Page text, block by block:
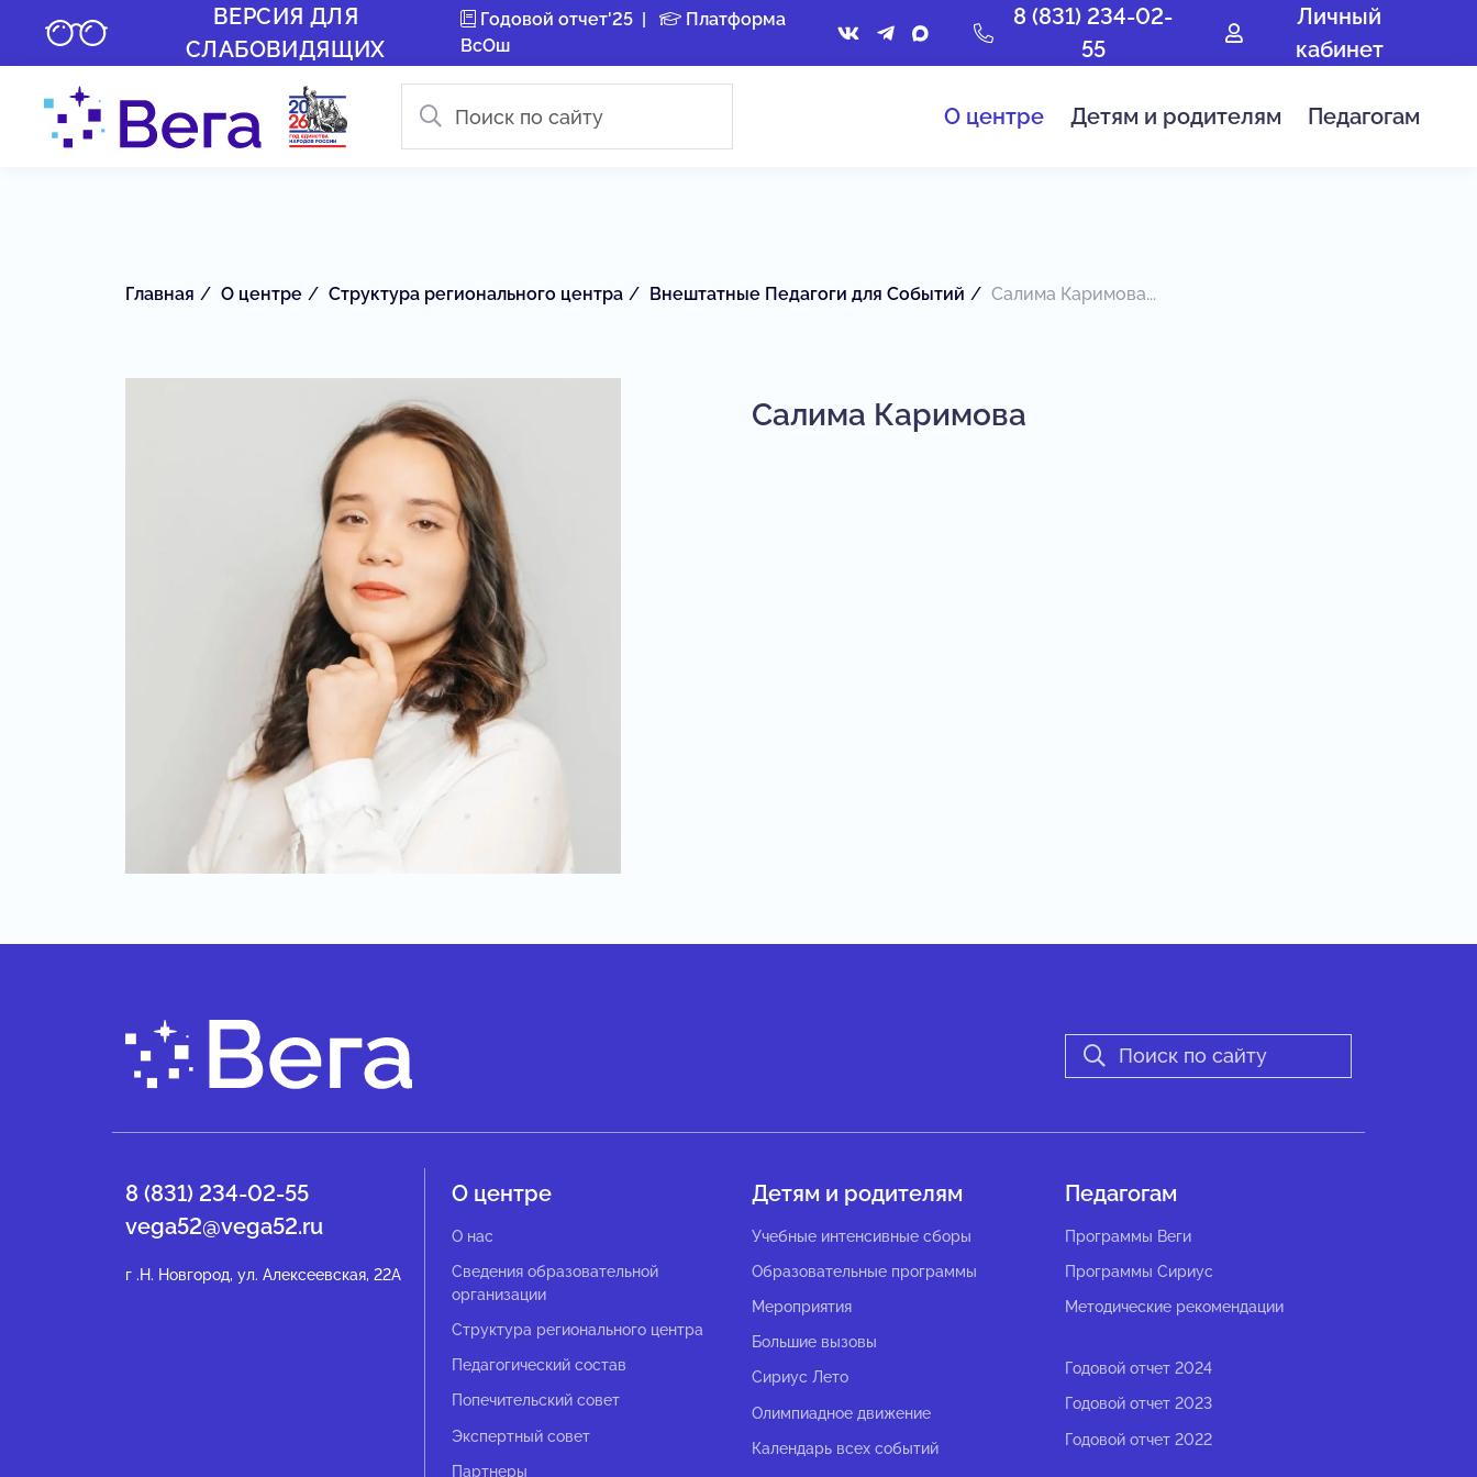
ВЕРСИЯ ДЛЯ
СЛАБОВИДЯЩИХ
Годовой отчет'25|
Платформа
ВсОш
8 (831) 234-02-
55
Личный
кабинет
О центре Детям и родителям Педагогам
Главная О центре Структура регионального центра Внештатные Педагоги для Событий Салима Каримова...
Салима Каримова
8 (831) 234-02-55
vega52@vega52.ru
г .Н. Новгород, ул. Алексеевская, 22А
О центре
О нас
Сведения образовательной
организации
Структура регионального центра
Педагогический состав
Попечительский совет
Экспертный совет
Партнеры
Детям и родителям
Учебные интенсивные сборы
Образовательные программы
Мероприятия
Большие вызовы
Сириус Лето
Олимпиадное движение
Календарь всех событий
Педагогам
Программы Веги
Программы Сириус
Методические рекомендации
Годовой отчет 2024
Годовой отчет 2023
Годовой отчет 2022